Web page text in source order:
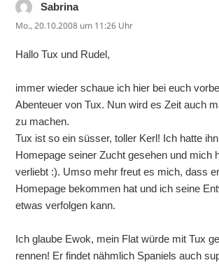
Sabrinasagt:
Mo., 20.10.2008 um 11:26 Uhr
Hallo Tux und Rudel,
immer wieder schaue ich hier bei euch
Abenteuer von Tux. Nun wird es Zeit auch
zu machen.
Tux ist so ein süsser, toller Kerl! Ich hatte
Homepage seiner Zucht gesehen und mich
verliebt :). Umso mehr freut es mich, dass
Homepage bekommen hat und ich seine
etwas verfolgen kann.
Ich glaube Ewok, mein Flat würde mit Tux
rennen! Er findet nähmlich Spaniels auch